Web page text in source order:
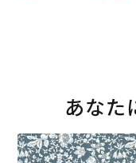
あなた